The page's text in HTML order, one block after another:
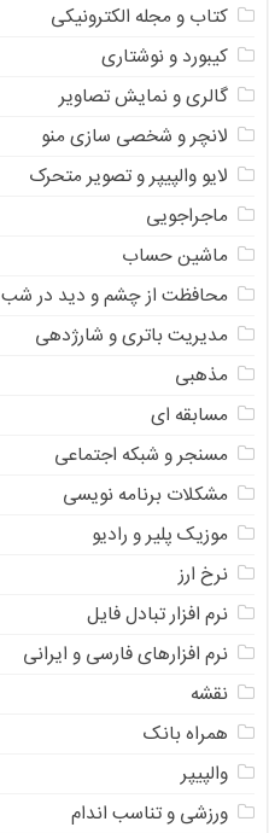
کتاب و مجله الکترونیکی
کیبورد و نوشتاری
گالری و نمایش تصاویر
لانچر و شخصی سازی منو
لایو والپیپر و تصویر متحرک
ماجراجویی
ماشین حساب
محافظت از چشم و دید در شب
مدیریت باتری و شارژدهی
مذهبی
مسابقه ای
مسنجر و شبکه اجتماعی
مشکلات برنامه نویسی
موزیک پلیر و رادیو
نرخ ارز
ﻧﺮﻡ ﺍﻓﺰﺍﺭ ﺗﺒﺎﺩﻝ ﻓﺎﻳﻞ
نرم افزارهای فارسی و ایرانی
نقشه
همراه بانک
والپیپر
ورزشی و تناسب اندام